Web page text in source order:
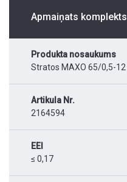
Apmaiņats komplekts
Produkta nosaukums
Stratos MAXO 65/0,5-12
Artikula Nr.
2164594
EEI
≤ 0,17